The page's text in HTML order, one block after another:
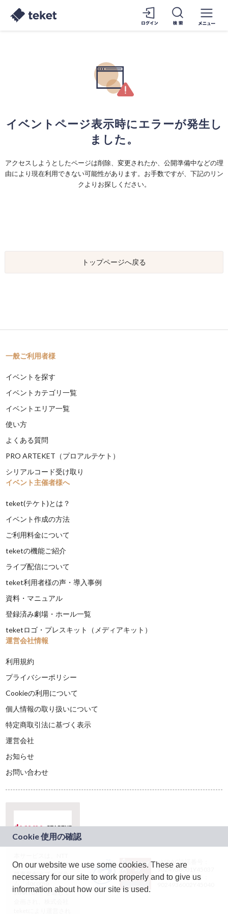
イベントページ表示時にエラーが発生し
ました。
アクセスしようとしたページは削除、変更されたか、公開準備中などの理
由により現在利用できない可能性があります。お手数ですが、下記のリン
クよりお探しください。
トップページへ戻る
一般ご利用者様
イベントを探す
イベントカテゴリ一覧
イベントエリア一覧
使い方
よくある質問
PRO ARTEKET（プロアルテケト）
シリアルコード受け取り
イベント主催者様へ
teket(テケト)とは？
イベント作成の方法
ご利用料金について
teketの機能ご紹介
ライブ配信について
teket利用者様の声・導入事例
資料・マニュアル
登録済み劇場・ホール一覧
teketロゴ・プレスキット（メディアキット）
運営会社情報
利用規約
プライバシーポリシー
Cookieの利用について
個人情報の取り扱いについて
特定商取引法に基づく表示
運営会社
お知らせ
お問い合わせ
ドコモグループの新
規事業創出プログラ
ム「docomo
STARTUP」を通じて
JASRAC許諾番号：
9024936001Y45037
JASRAC許諾番号：
On our website we use some cookies. These are
necessary for our site to work properly and to give us
information about how our site is used.